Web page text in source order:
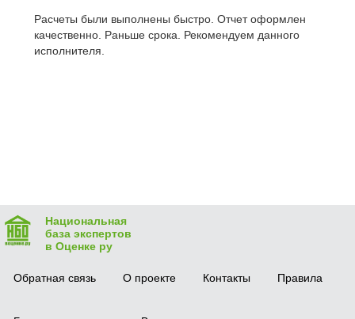
Расчеты были выполнены быстро. Отчет оформлен
качественно. Раньше срока. Рекомендуем данного
исполнителя.
Национальная
база экспертов
в Оценке ру
Обратная связь О проекте Контакты Правила